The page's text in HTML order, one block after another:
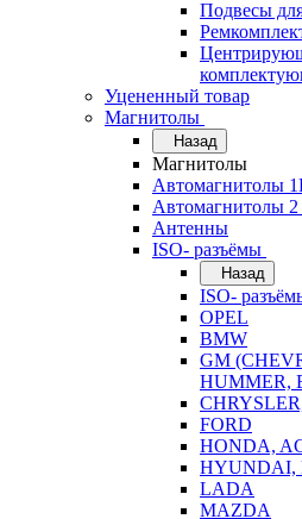
Подвесы
Уцененный товар
Магнитолы
Назад
Магнитолы
Автомагнитолы
Автомагнитолы
Антенны
ISO- разъёмы
Назад
ISO-
OPEL
BMW
GM
HUMMER,
FORD
HONDA,
HYUNDAI,
LADA
MAZDA